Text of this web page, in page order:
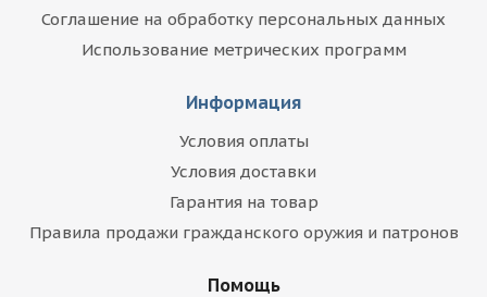
Соглашение на обработку персональных данных
Использование метрических программ
Информация
Условия оплаты
Условия доставки
Гарантия на товар
Правила продажи гражданского оружия и патронов
Помощь